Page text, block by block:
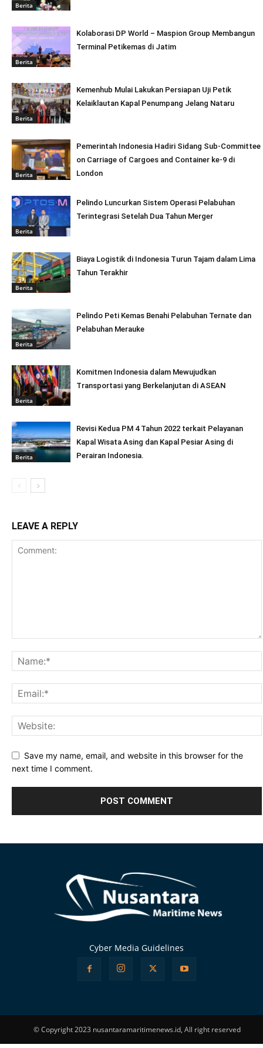
Berita
Berita
Kolaborasi DP World – Maspion Group Membangun
Terminal Petikemas di Jatim
Berita
Kemenhub Mulai Lakukan Persiapan Uji Petik
Kelaiklautan Kapal Penumpang Jelang Nataru
Berita
Pemerintah Indonesia Hadiri Sidang Sub-Committee
on Carriage of Cargoes and Container ke-9 di
London
Berita
Pelindo Luncurkan Sistem Operasi Pelabuhan
Terintegrasi Setelah Dua Tahun Merger
Berita
Biaya Logistik di Indonesia Turun Tajam dalam Lima
Tahun Terakhir
Berita
Pelindo Peti Kemas Benahi Pelabuhan Ternate dan
Pelabuhan Merauke
Berita
Komitmen Indonesia dalam Mewujudkan
Transportasi yang Berkelanjutan di ASEAN
Berita
Revisi Kedua PM 4 Tahun 2022 terkait Pelayanan
Kapal Wisata Asing dan Kapal Pesiar Asing di
Perairan Indonesia.
LEAVE A REPLY
Save my name, email, and website in this browser for the
next time I comment.
Cyber Media Guidelines
© Copyright 2023 nusantaramaritimenews.id, All right reserved